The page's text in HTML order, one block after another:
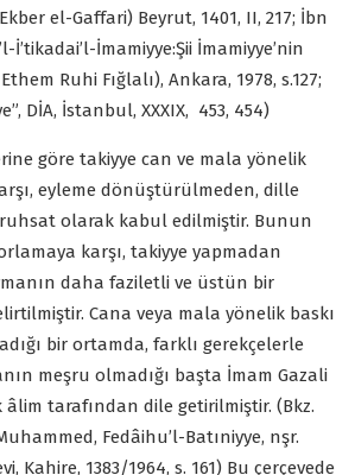
el-Gaffari) Beyrut, 1401, II, 217; İbn
İ’tikadai’l-İmamiyye:Şii İmamiyye’nin
Ruhi Fığlalı), Ankara, 1978, s.127;
DİA, İstanbul, XXXIX, 453, 454)
göre takiyye can ve mala yönelik
eyleme dönüştürülmeden, dille
olarak kabul edilmiştir. Bunun
karşı, takiyye yapmadan
daha faziletli ve üstün bir
Cana veya mala yönelik baskı
bir ortamda, farklı gerekçelerle
meşru olmadığı başta İmam Gazali
tarafından dile getirilmiştir. (Bkz.
Fedâihu’l-Batıniyye, nşr.
Kahire, 1383/1964, s. 161) Bu çerçevede